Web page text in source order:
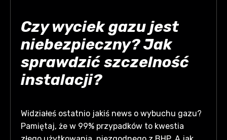
Czy wyciek gazu jest
niebezpieczny? Jak
sprawdzić szczelność
instalacji?
Widziałeś ostatnio jakiś news o wybuchu gazu?
Pamiętaj, że w 99% przypadków to kwestia